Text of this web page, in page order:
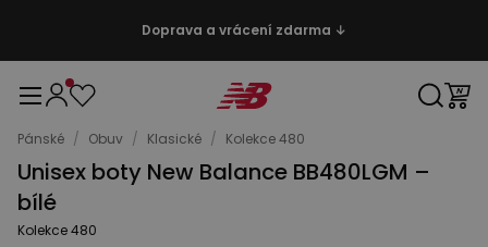
Doprava a vrácení zdarma ↓
Pánské / Obuv / Klasické / Kolekce 480
Unisex boty New Balance BB480LGM –
bílé
Kolekce 480